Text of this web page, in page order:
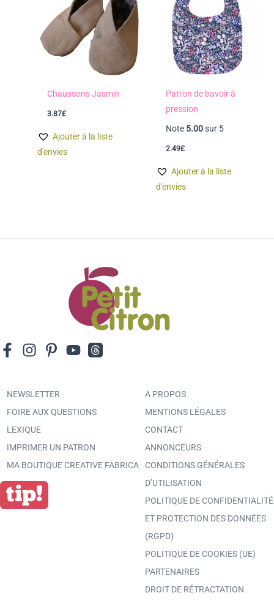
Chaussons Jasmin
3.87£
Ajouter à la liste
d'envies
Patron de bavoir à
pression
Note 5.00sur 5
2.49£
Ajouter à la liste
d'envies
NEWSLETTER
FOIRE AUX QUESTIONS
LEXIQUE
IMPRIMER UN PATRON
MA BOUTIQUE CREATIVE FABRICA
A PROPOS
MENTIONS LÉGALES
CONTACT
ANNONCEURS
CONDITIONS GÉNÉRALES
D’UTILISATION
POLITIQUE DE CONFIDENTIALITÉ
ET PROTECTION DES DONNÉES
(RGPD)
POLITIQUE DE COOKIES (UE)
PARTENAIRES
DROIT DE RÉTRACTATION